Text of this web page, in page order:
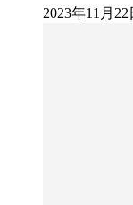
2023年11月22